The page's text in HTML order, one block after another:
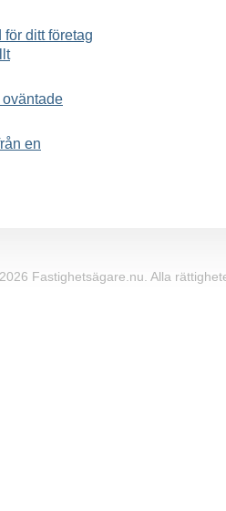
för ditt företag
en
Fastighetsägare.nu. Alla